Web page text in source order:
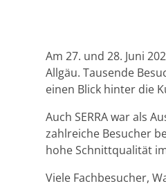
Am 27. und 28. Juni
Allgäu. Tausende
einen Blick hinter die
Auch SERRA war als
zahlreiche Besucher
hohe Schnittqualität
Viele Fachbesucher,